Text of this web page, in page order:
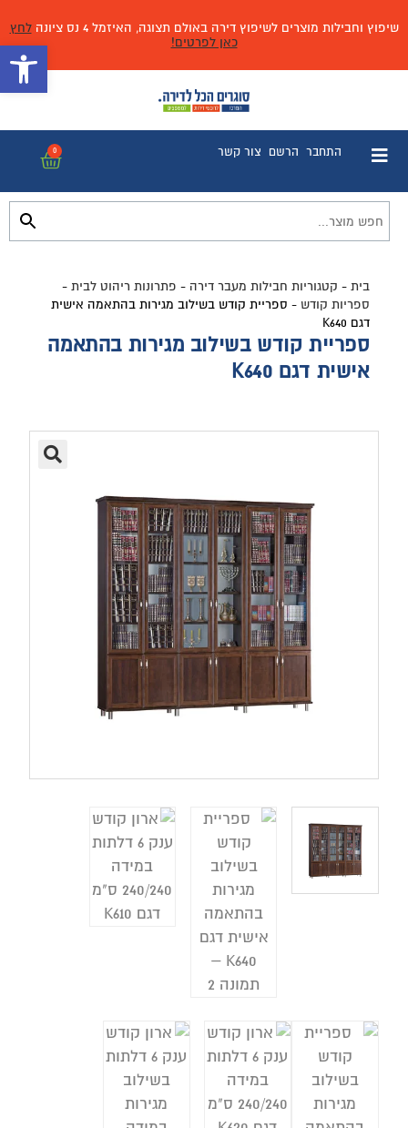
שיפוץ וחבילות מוצרים לשיפוץ דירה באולם תצוגה, האיזמל 4 נס ציונה
לחץ
כאן לפרטים!
התחבר הרשם צור קשר 0
בית - קטגוריות חבילות מעבר דירה - פתרונות ריהוט לבית -
ספריות קודש - ספריית קודש בשילוב מגירות בהתאמה אישית
דגם K640
ספריית קודש בשילוב מגירות בהתאמה
אישית דגם K640